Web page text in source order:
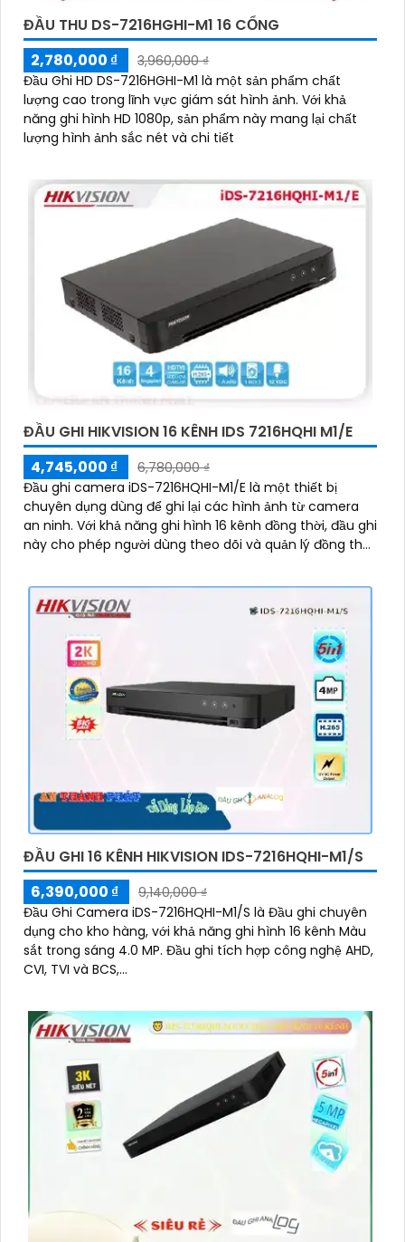
ĐẦU THU DS-7216HGHI-M1 16 CỔNG
2,780,000 ₫
3,960,000 ₫
Đầu Ghi HD DS-7216HGHI-M1 là một sản phẩm chất
lượng cao trong lĩnh vực giám sát hình ảnh. Với khả
năng ghi hình HD 1080p, sản phẩm này mang lại chất
lượng hình ảnh sắc nét và chi tiết
ĐẦU GHI HIKVISION 16 KÊNH IDS 7216HQHI M1/E
4,745,000 ₫
6,780,000 ₫
Đầu ghi camera iDS-7216HQHI-M1/E là một thiết bị
chuyên dụng dùng để ghi lại các hình ảnh từ camera
an ninh. Với khả năng ghi hình 16 kênh đồng thời, đầu ghi
này cho phép người dùng theo dõi và quản lý đồng thời
ĐẦU GHI 16 KÊNH HIKVISION IDS-7216HQHI-M1/S
6,390,000 ₫
9,140,000 ₫
Đầu Ghi Camera iDS-7216HQHI-M1/S là Đầu ghi chuyên
dụng cho kho hàng, với khả năng ghi hình 16 kênh Màu
sắt trong sáng 4.0 MP. Đầu ghi tích hợp công nghệ AHD,
CVI, TVI và BCS,...